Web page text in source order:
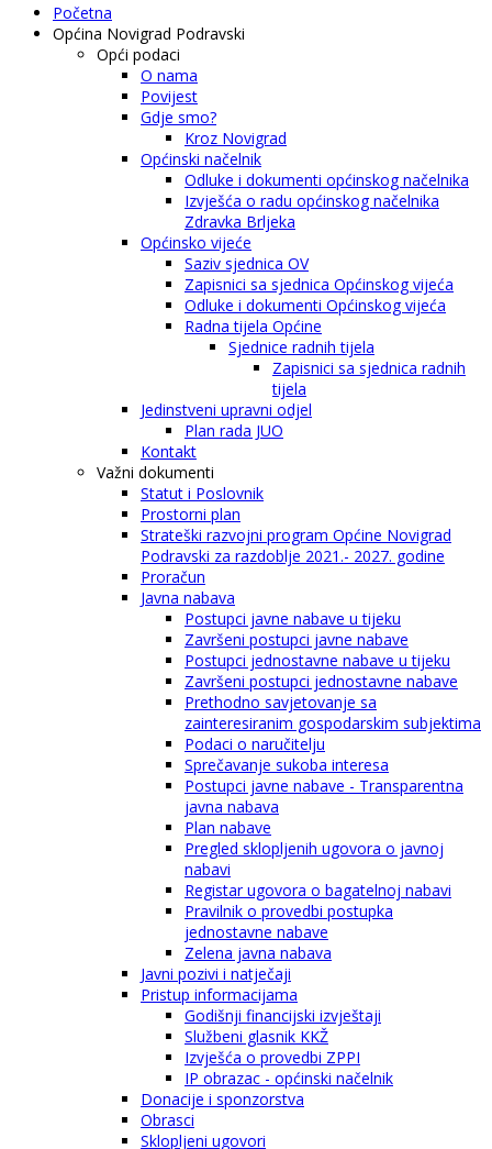
Početna
Općina Novigrad Podravski
Opći podaci
O nama
Povijest
Gdje smo?
Kroz Novigrad
Općinski načelnik
Odluke i dokumenti općinskog načelnika
Izvješća o radu općinskog načelnika
Zdravka Brljeka
Općinsko vijeće
Saziv sjednica OV
Zapisnici sa sjednica Općinskog vijeća
Odluke i dokumenti Općinskog vijeća
Radna tijela Općine
Sjednice radnih tijela
Zapisnici sa sjednica radnih
tijela
Jedinstveni upravni odjel
Plan rada JUO
Kontakt
Važni dokumenti
Statut i Poslovnik
Prostorni plan
Strateški razvojni program Općine Novigrad
Podravski za razdoblje 2021.- 2027. godine
Proračun
Javna nabava
Postupci javne nabave u tijeku
Završeni postupci javne nabave
Postupci jednostavne nabave u tijeku
Završeni postupci jednostavne nabave
Prethodno savjetovanje sa
zainteresiranim gospodarskim subjektima
Podaci o naručitelju
Sprečavanje sukoba interesa
Postupci javne nabave - Transparentna
javna nabava
Plan nabave
Pregled sklopljenih ugovora o javnoj
nabavi
Registar ugovora o bagatelnoj nabavi
Pravilnik o provedbi postupka
jednostavne nabave
Zelena javna nabava
Javni pozivi i natječaji
Pristup informacijama
Godišnji financijski izvještaji
Službeni glasnik KKŽ
Izvješća o provedbi ZPPI
IP obrazac - općinski načelnik
Donacije i sponzorstva
Obrasci
Sklopljeni ugovori